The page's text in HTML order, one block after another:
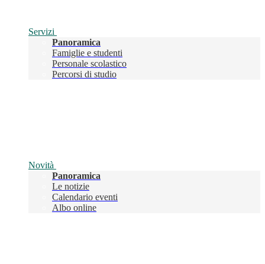
Servizi
Panoramica
Famiglie e studenti
Personale scolastico
Percorsi di studio
Novità
Panoramica
Le notizie
Calendario eventi
Albo online